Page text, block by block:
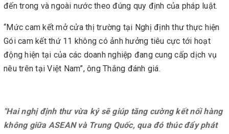
đến trong và ngoài nước theo đúng quy định của pháp luật.
“Mức cam kết mở cửa thị trường tại Nghị định thư thực hiện
Gói cam kết thứ 11 không có ảnh hưởng tiêu cực tới hoạt
động hiện tại của các doanh nghiệp đang cung cấp dịch vụ
nêu trên tại Việt Nam”, ông Thắng đánh giá.
"Hai nghị định thư vừa ký sẽ giúp tăng cường kết nối hàng
không giữa ASEAN và Trung Quốc, qua đó thúc đẩy phát